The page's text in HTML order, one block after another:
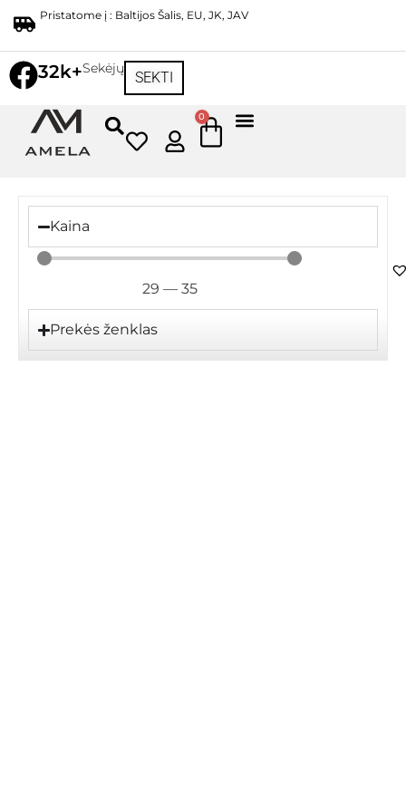
Pristatome į : Baltijos Šalis, EU, JK, JAV
32k+Sekėjų
SEKTI
0
Kaina
29 — 35
Prekės ženklas